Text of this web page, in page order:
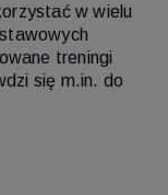
w wielu
treningi
się m.in. do